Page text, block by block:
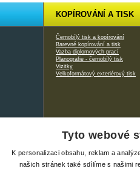
KOPÍROVÁNÍ A TISK
Černobílý tisk a kopírování
Barevné kopírování a tisk
Vazba diplomových prací
Planografie - černobílý tisk
Vizitky
Velkoformátový exteriérový tisk
Xerox produkty| webdesign od
Tyto webové
K personalizaci obsahu, reklam a
našich stránek také sdílíme s našimi